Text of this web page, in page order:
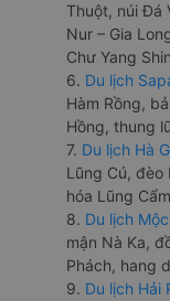
Thuột, núi Đá
Nur – Gia
Chư Yang
6. Du lịch
Hàm Rồng,
Hồng, thung
7. Du lịch Hà
Lũng Cú, đèo
hóa Lũng
8. Du lịch
mận Nà Ka,
Phách, hang
9. Du lịch Hải